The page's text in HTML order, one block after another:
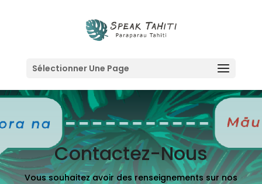
Sélectionner Une Page
Contactez-Nous
Vous souhaitez avoir des renseignements sur nos